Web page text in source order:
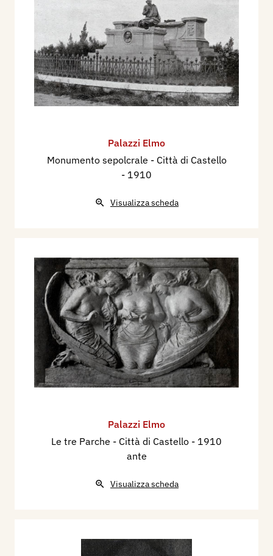
Palazzi Elmo
Monumento sepolcrale - Città di Castello
- 1910
Visualizza scheda
Palazzi Elmo
Le tre Parche - Città di Castello - 1910
ante
Visualizza scheda